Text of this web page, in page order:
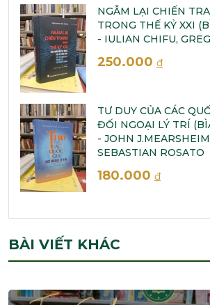
NGẪM LẠI CHIẾN
TRONG THẾ KỶ XXI
- IULIAN CHIFU,
250.000 đ
TƯ DUY CỦA CÁC
ĐỐI NGOẠI LÝ TRÍ
- JOHN
SEBASTIAN ROSATO
180.000 đ
BÀI VIẾT KHÁC